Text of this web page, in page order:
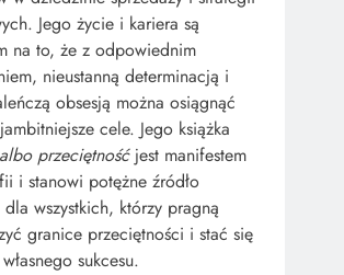
Jego życie i kariera są
na to, że z odpowiednim
nieustanną determinacją i
obsesją można osiągnąć
cele. Jego książka
przeciętnośćjest manifestem
i stanowi potężne źródło
wszystkich, którzy pragną
granice przeciętności i stać się
sukcesu.